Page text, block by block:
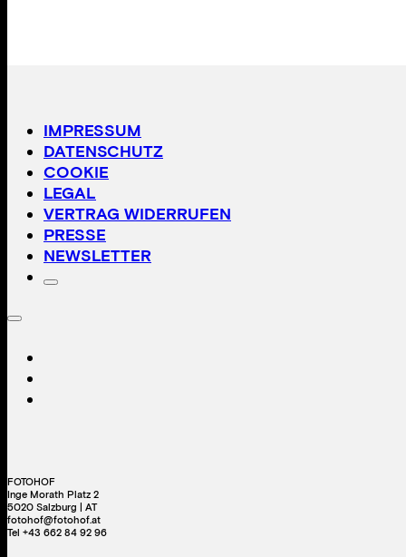
IMPRESSUM
DATENSCHUTZ
COOKIE
LEGAL
VERTRAG WIDERRUFEN
PRESSE
NEWSLETTER
FOTOHOF
Inge Morath Platz 2
5020 Salzburg | AT
fotohof@fotohof.at
Tel +43 662 84 92 96